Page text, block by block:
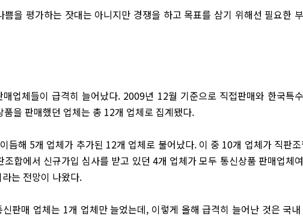
을 평가하는 잣대는 아니지만 경쟁을 하고 목표를 삼기 위해선 필요한
업체들이 급격히 늘어났다. 2009년 12월 기준으로 직접판매와 한국특
을 판매했던 업체는 총 12개 업체로 집계됐다.
듬해 5개 업체가 추가된 12개 업체로 불어났다. 이 중 10개 업체가 직판
합에서 신규가입 심사를 받고 있던 4개 업체가 모두 통신상품 판매업체
는 전망이 나왔다.
판매 업체는 1개 업체만 늘었는데, 이렇게 올해 급격히 늘어난 것은 국내